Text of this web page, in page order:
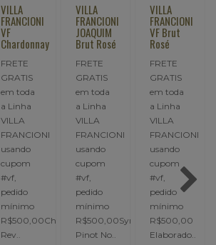
VILLA
FRANCIONI
VF
Chardonnay
FRETE
GRATIS
em toda
a Linha
VILLA
FRANCIONI
usando
cupom
#vf,
pedido
mínimo
R$500,00Chardonnay.
Rev..
VILLA
FRANCIONI
JOAQUIM
Brut Rosé
FRETE
GRATIS
em toda
a Linha
VILLA
FRANCIONI
usando
cupom
#vf,
pedido
mínimo
R$500,00Syrah,
Pinot No..
VILLA
FRANCIONI
VF Brut
Rosé
FRETE
GRATIS
em toda
a Linha
VILLA
FRANCIONI
usando
cupom
#vf,
pedido
mínimo
R$500,00
Elaborado..